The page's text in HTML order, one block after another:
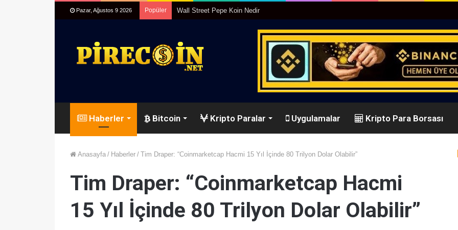
Pazar, Ağustos 9 2026 Popüler Kripto Paralar 2025’te Neler Yapacak
Haberler Bitcoin Kripto Paralar Uygulamalar Kripto Para Borsası
Anasayfa / Haberler / Tim Draper: “Coinmarketcap Hacmi 15 Yıl İçinde 80 Trilyon Dolar Olabilir”
Tim Draper: “Coinmarketcap Hacmi
15 Yıl İçinde 80 Trilyon Dolar Olabilir”